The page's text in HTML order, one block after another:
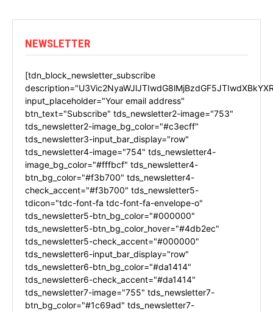
NEWSLETTER
[tdn_block_newsletter_subscribe
input_placeholder="Your email address"
btn_text="Subscribe" tds_newsletter2-image="753"
tds_newsletter2-image_bg_color="#c3ecff"
tds_newsletter3-input_bar_display="row"
tds_newsletter4-image="754" tds_newsletter4-
image_bg_color="#fffbcf" tds_newsletter4-
btn_bg_color="#f3b700" tds_newsletter4-
check_accent="#f3b700" tds_newsletter5-
tdicon="tdc-font-fa tdc-font-fa-envelope-o"
tds_newsletter5-btn_bg_color="#000000"
tds_newsletter5-btn_bg_color_hover="#4db2ec"
tds_newsletter5-check_accent="#000000"
tds_newsletter6-input_bar_display="row"
tds_newsletter6-btn_bg_color="#da1414"
tds_newsletter6-check_accent="#da1414"
tds_newsletter7-image="755" tds_newsletter7-
btn_bg_color="#1c69ad" tds_newsletter7-